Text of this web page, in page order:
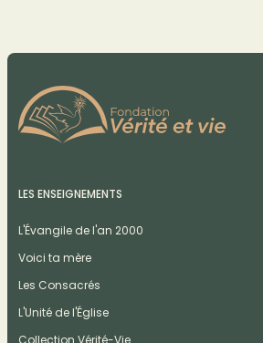
LES ENSEIGNEMENTS
L'Évangile de l'an 2000
Voici ta mère
Les Consacrés
L'Unité de l'Église
Collection Vérité-Vie